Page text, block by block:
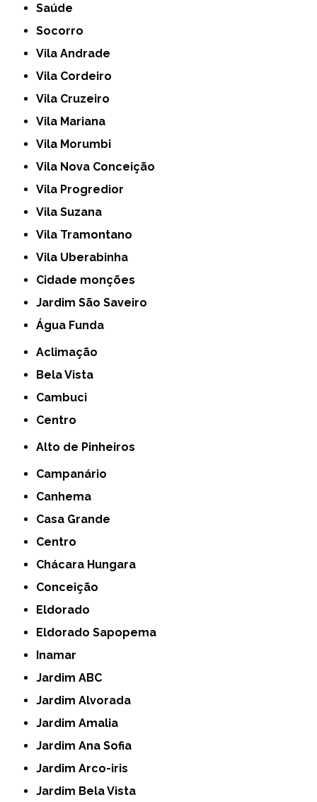
Saúde
Socorro
Vila Andrade
Vila Cordeiro
Vila Cruzeiro
Vila Mariana
Vila Morumbi
Vila Nova Conceição
Vila Progredior
Vila Suzana
Vila Tramontano
Vila Uberabinha
cidade monções
jardim São Saveiro
Água Funda
Aclimação
Bela Vista
Cambuci
Centro
Alto de Pinheiros
Campanário
Canhema
Casa Grande
Centro
Chácara Hungara
Conceição
Eldorado
Eldorado Sapopema
Inamar
Jardim ABC
Jardim Alvorada
Jardim Amalia
Jardim Ana Sofia
Jardim Arco-iris
Jardim Bela Vista